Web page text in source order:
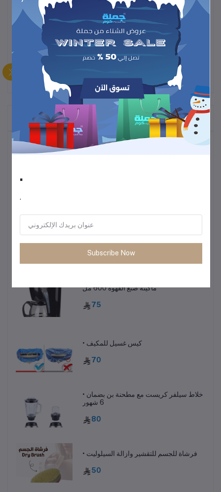
تصميم عملي وبطارية قوية مع ضمان عامين لراحة بالك."
المنتجات التي يتم شراؤها بشكل متكرر
أكثر المنتجات مبيعًا
• طاولة متعددة الاستخدمات خفيفة الوزن
85
ماكينة صنع القهوة 600 مل
75
• كيس غسيل للمكيف
70
• خلاط سيلفر كريست مع مطحنة بن بضمان
6 شهور
80
• فرشاة للجسم للتقشير وازالة السيلوليت
50
.
.
Subscribe Now